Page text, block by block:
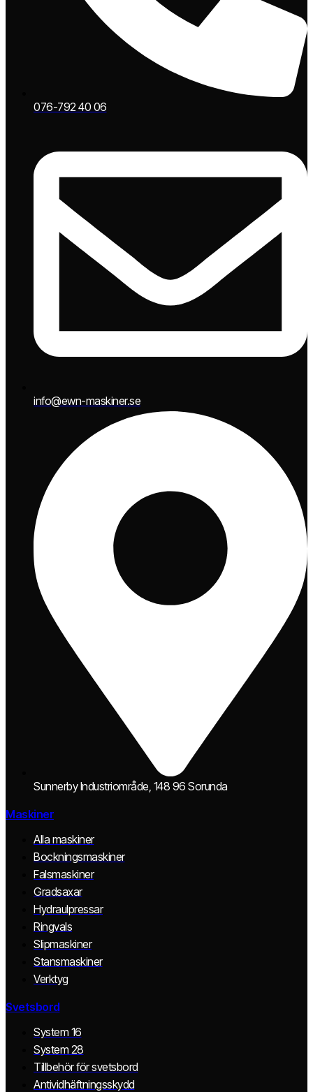
076-792 40 06
info@ewn-maskiner.se
Sunnerby Industriområde, 148 96 Sorunda
Maskiner
Alla maskiner
Bockningsmaskiner
Falsmaskiner
Gradsaxar
Hydraulpressar
Ringvals
Slipmaskiner
Stansmaskiner
Verktyg
Svetsbord
System 16
System 28
Tillbehör för svetsbord
Antividhäftningsskydd